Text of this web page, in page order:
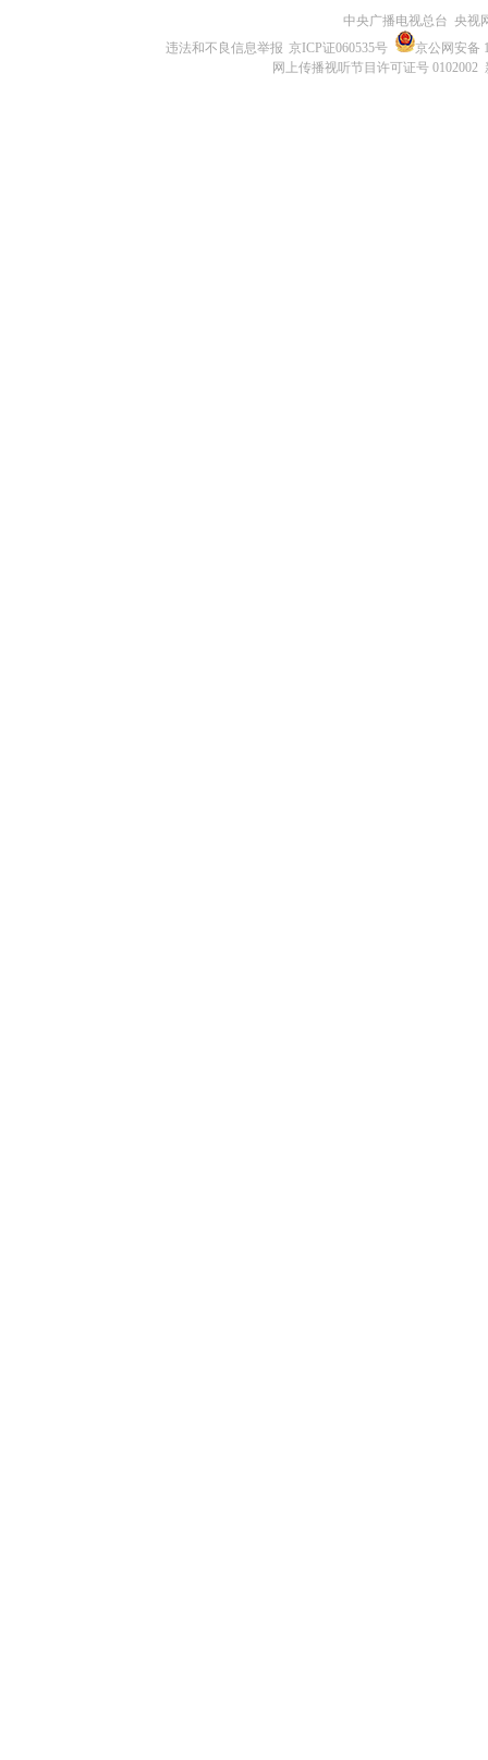
中央广播电视总台 央视
违法和不良信息举报 京ICP证060535号
京公网安备
网上传播视听节目许可证号 0102002